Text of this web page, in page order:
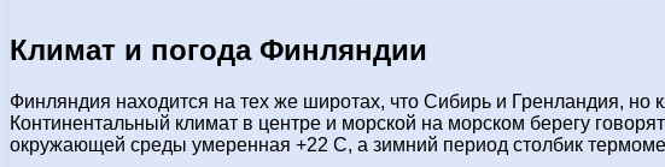
Климат и погода Финляндии
Финляндия находится на тех же широтах, что Сибирь и Гренландия, но
Континентальный климат в центре и морской на морском берегу
окружающей среды умеренная +22 С, а зимний период столбик